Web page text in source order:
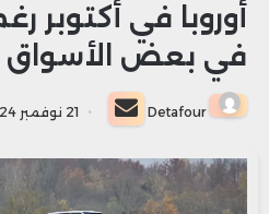
أوروبا في أكتوبر
في بعض الأسواق
Detafour
أرسل
بريدا
إلكترونيا
21 نوفمبر 2024